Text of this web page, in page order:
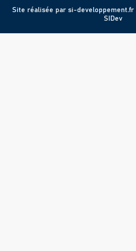
Site réalisée par si-developpement.fr
SIDev